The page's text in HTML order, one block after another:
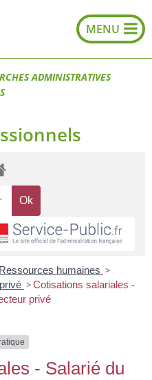
ADMINISTRATIVES
Ressources humaines >
> Cotisations salariales -
privé
- Salarié du